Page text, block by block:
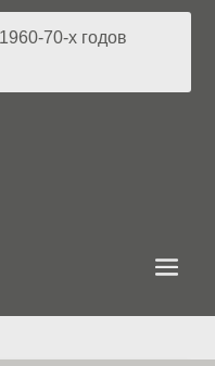
70-х годов